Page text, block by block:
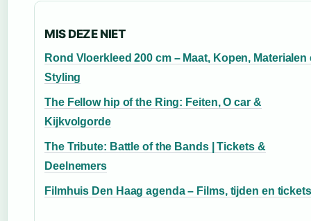
MIS DEZE NIET
Rond Vloerkleed 200 cm – Maat, Kopen, Materialen
Styling
The Fellow hip of the Ring: Feiten, O car &
Kijkvolgorde
The Tribute: Battle of the Bands | Tickets &
Deelnemers
Filmhuis Den Haag agenda – Films, tijden en tickets